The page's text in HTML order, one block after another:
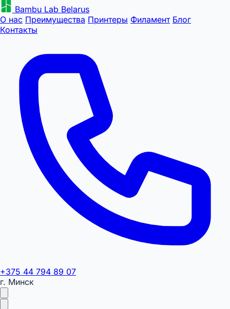
Bambu Lab Belarus
О нас Преимущества Принтеры Филамент Блог
Контакты
+375 44 794 89 07
г. Минск